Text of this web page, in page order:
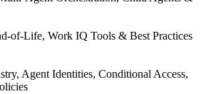
Work IQ Tools & Best Practices
Agent Identities, Conditional Access,